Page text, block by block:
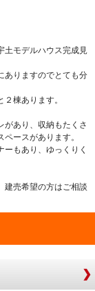
土モデルハウス完成見
ありますのでとても分
棟あります。
があり、収納もたくさ
ースがあります。
もあり、ゆっくりく
建売希望の方はご相談